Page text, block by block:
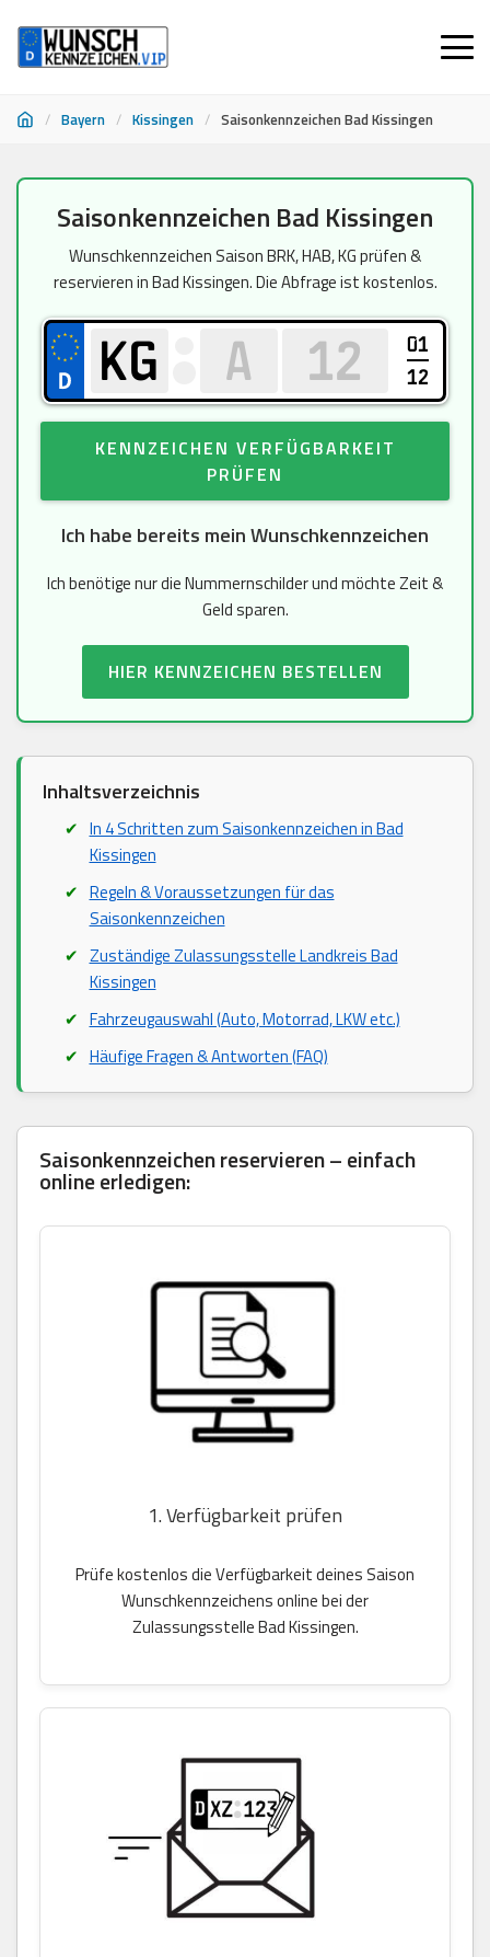
/ Bayern / Kissingen / Saisonkennzeichen Bad Kissingen
springen
Saisonkennzeichen Bad Kissingen
Wunschkennzeichen Saison BRK, HAB, KG prüfen &
reservieren in Bad Kissingen. Die Abfrage ist kostenlos.
01
12
KENNZEICHEN VERFÜGBARKEIT
PRÜFEN
Ich habe bereits mein Wunschkennzeichen
Ich benötige nur die Nummernschilder und möchte Zeit &
Geld sparen.
HIER KENNZEICHEN BESTELLEN
Inhaltsverzeichnis
In 4 Schritten zum Saisonkennzeichen in Bad
Kissingen
Regeln & Voraussetzungen für das
Saisonkennzeichen
Zuständige Zulassungsstelle Landkreis Bad
Kissingen
Fahrzeugauswahl (Auto, Motorrad, LKW etc.)
Häufige Fragen & Antworten (FAQ)
Saisonkennzeichen reservieren – einfach
online erledigen:
1. Verfügbarkeit prüfen
Prüfe kostenlos die Verfügbarkeit deines Saison
Wunschkennzeichens online bei der
Zulassungsstelle Bad Kissingen.